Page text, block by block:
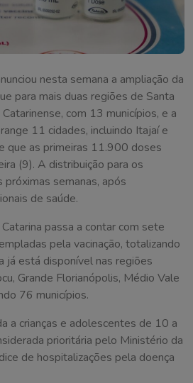
nesta semana a ampliação da
para mais duas regiões de Santa
com 13 municípios, e a
11 cidades, incluindo Itajaí e
que as primeiras 11.900 doses
(9). A distribuição para os
próximas semanas, após
de saúde.
passa a contar com sete
pela vacinação, totalizando
já está disponível nas regiões
Grande Florianópolis, Médio Vale
76 municípios.
a crianças e adolescentes de 10 a
prioritária pelo Ministério da
de hospitalizações pela doença